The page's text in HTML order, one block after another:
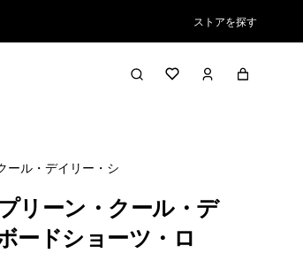
ストアを探す
ル・デイリー・シャツ（ボードショーツ・ロゴ）
リーン・クール・デ
ードショーツ・ロ